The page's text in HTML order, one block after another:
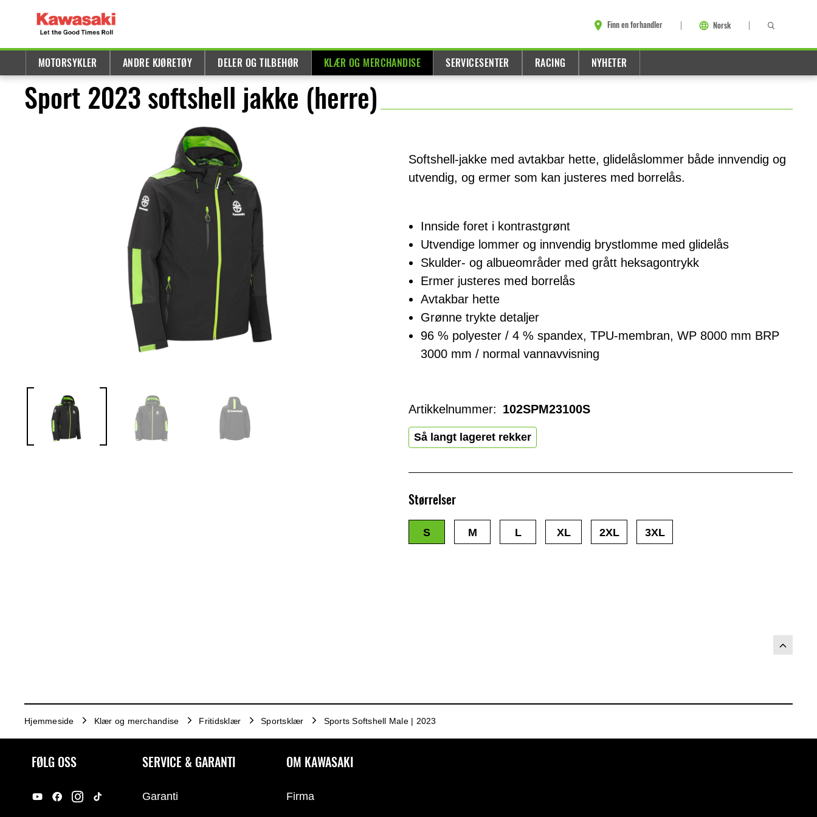
Finn en forhandler Norsk
MOTORSYKLER ANDRE KJØRETØY DELER OG TILBEHØR KLÆR OG MERCHANDISE SERVICESENTER RACING NYHETER
Sport 2023 softshell jakke (herre)
Softshell-jakke med avtakbar hette, glidelåslommer både innvendig og
utvendig, og ermer som kan justeres med borrelås.
Innside foret i kontrastgrønt
Utvendige lommer og innvendig brystlomme med glidelås
Skulder- og albueområder med grått heksagontrykk
Ermer justeres med borrelås
Avtakbar hette
Grønne trykte detaljer
96 % polyester / 4 % spandex, TPU-membran, WP 8000 mm BRP
3000 mm / normal vannavvisning
Så langt lageret rekker
Størrelser
S M L XL 2XL 3XL
Artikkelnummer: 102SPM23100S
Hjemmeside Klær og merchandise Fritidsklær Sportsklær Sports Softshell Male | 2023
FØLG OSS SERVICE & GARANTI
Garanti
OM KAWASAKI
Firma